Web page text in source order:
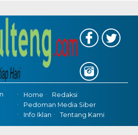
Home
Redaksi
Pedoman Media Siber
Info Iklan
Tentang Kami